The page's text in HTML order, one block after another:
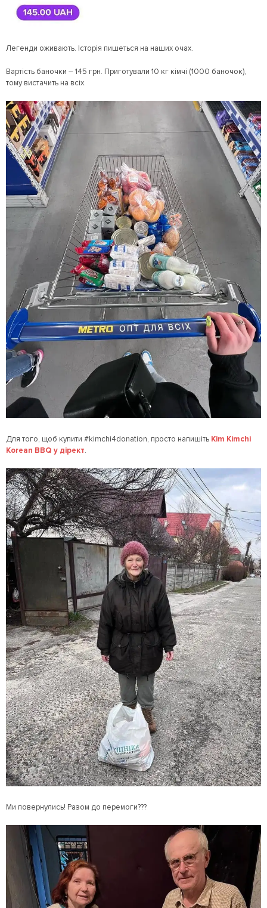
Легенди оживають. Історія пишеться на наших очах.
Вартість баночки – 145 грн. Приготували 10 кг кімчі (1000 баночок),
тому вистачить на всіх.
Для того, щоб купити #kimchi4donation, просто напишіть Kim Kimchi
Korean BBQ у дірект.
Ми повернулись! Разом до перемоги???